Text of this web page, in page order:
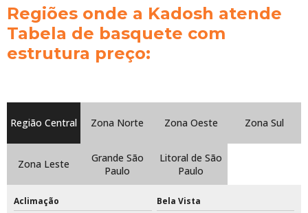
Preço tinta epóxi para quadras esportivas
Primer pu
Quanto custa tabela de basquete oficial
Rede de beach tennis
Rede de beach tennis completa
Rede de beach tennis oficial
Regiões onde a Kadosh atende
Tabela de basquete com
estrutura preço:
Região Central Zona Norte Zona Oeste Zona Sul
Zona Leste
Grande São
Paulo
Litoral de São
Paulo
Aclimação Bela Vista